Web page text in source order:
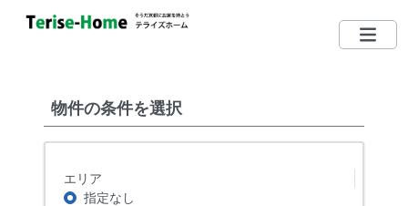
075-712-5185
営業時間：10：00〜19：00
物件の条件を選択
エリア
指定なし